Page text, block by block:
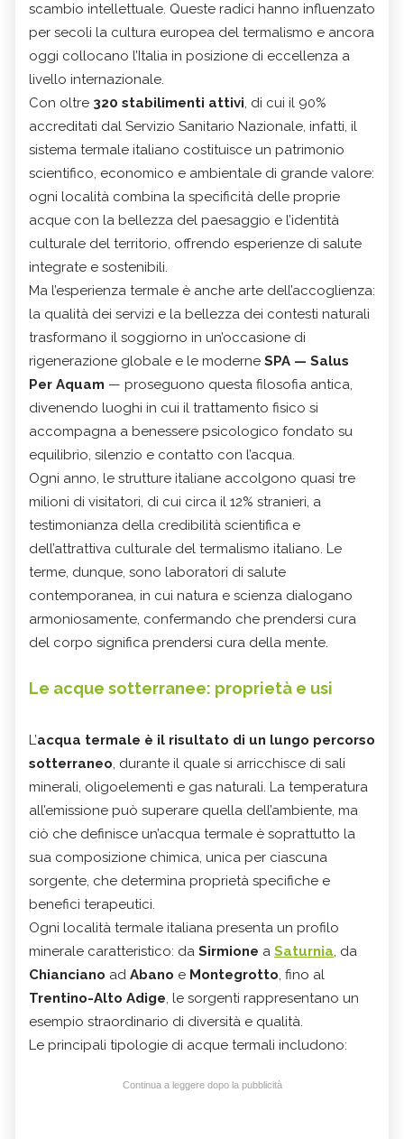
scambio intellettuale. Queste radici hanno influenzato
per secoli la cultura europea del termalismo e ancora
oggi collocano l’Italia in posizione di eccellenza a
livello internazionale.
Con oltre 320 stabilimenti attivi, di cui il 90%
accreditati dal Servizio Sanitario Nazionale, infatti, il
sistema termale italiano costituisce un patrimonio
scientifico, economico e ambientale di grande valore:
ogni località combina la specificità delle proprie
acque con la bellezza del paesaggio e l’identità
culturale del territorio, offrendo esperienze di salute
integrate e sostenibili.
Ma l’esperienza termale è anche arte dell’accoglienza:
la qualità dei servizi e la bellezza dei contesti naturali
trasformano il soggiorno in un’occasione di
rigenerazione globale e le moderne SPA — Salus
Per Aquam — proseguono questa filosofia antica,
divenendo luoghi in cui il trattamento fisico si
accompagna a benessere psicologico fondato su
equilibrio, silenzio e contatto con l’acqua.
Ogni anno, le strutture italiane accolgono quasi tre
milioni di visitatori, di cui circa il 12% stranieri, a
testimonianza della credibilità scientifica e
dell’attrattiva culturale del termalismo italiano. Le
terme, dunque, sono laboratori di salute
contemporanea, in cui natura e scienza dialogano
armoniosamente, confermando che prendersi cura
del corpo significa prendersi cura della mente.
Le acque sotterranee: proprietà e usi
L’acqua termale è il risultato di un lungo percorso
sotterraneo, durante il quale si arricchisce di sali
minerali, oligoelementi e gas naturali. La temperatura
all’emissione può superare quella dell’ambiente, ma
ciò che definisce un’acqua termale è soprattutto la
sua composizione chimica, unica per ciascuna
sorgente, che determina proprietà specifiche e
benefici terapeutici.
Ogni località termale italiana presenta un profilo
minerale caratteristico: da Sirmione a Saturnia, da
Chianciano ad Abano e Montegrotto, fino al
Trentino-Alto Adige, le sorgenti rappresentano un
esempio straordinario di diversità e qualità.
Le principali tipologie di acque termali includono:
Continua a leggere dopo la pubblicità